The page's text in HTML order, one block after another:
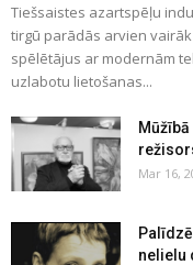
Tiešsaistes azartspēļu
tirgū parādās arvien
spēlētājus ar modernām
uzlabotu lietošanas...
Mar 16,
nelielu